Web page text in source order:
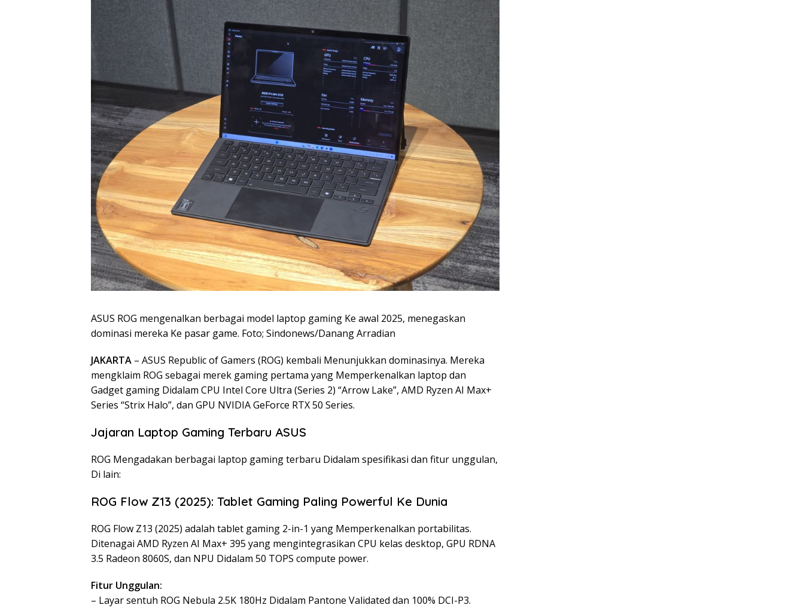
ASUS ROG mengenalkan berbagai model laptop gaming Ke awal 2025, menegaskan
dominasi mereka Ke pasar game. Foto; Sindonews/Danang Arradian
JAKARTA – ASUS Republic of Gamers (ROG) kembali Menunjukkan dominasinya. Mereka
mengklaim ROG sebagai merek gaming pertama yang Memperkenalkan laptop dan
Gadget gaming Didalam CPU Intel Core Ultra (Series 2) “Arrow Lake”, AMD Ryzen AI Max+
Series “Strix Halo”, dan GPU NVIDIA GeForce RTX 50 Series.
Jajaran Laptop Gaming Terbaru ASUS
ROG Mengadakan berbagai laptop gaming terbaru Didalam spesifikasi dan fitur unggulan,
Di lain:
ROG Flow Z13 (2025): Tablet Gaming Paling Powerful Ke Dunia
ROG Flow Z13 (2025) adalah tablet gaming 2-in-1 yang Memperkenalkan portabilitas.
Ditenagai AMD Ryzen AI Max+ 395 yang mengintegrasikan CPU kelas desktop, GPU RDNA
3.5 Radeon 8060S, dan NPU Didalam 50 TOPS compute power.
Fitur Unggulan:
– Layar sentuh ROG Nebula 2.5K 180Hz Didalam Pantone Validated dan 100% DCI-P3.